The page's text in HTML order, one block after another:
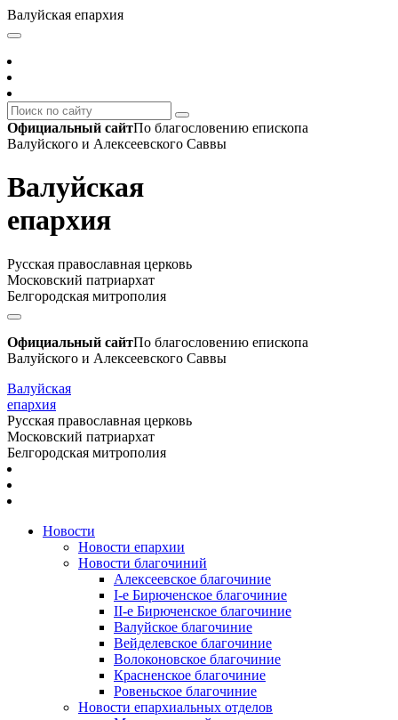
Валуйская епархия
Официальный сайтПо благословению епископа
Валуйского и Алексеевского Саввы
Валуйская
епархия
Русская православная церковь
Московский патриархат
Белгородская митрополия
Официальный сайтПо благословению епископа
Валуйского и Алексеевского Саввы
Валуйская
епархия
Русская православная церковь
Московский патриархат
Белгородская митрополия
Новости
Новости епархии
Новости благочиний
Алексеевское благочиние
I-е Бирюченское благочиние
II-е Бирюченское благочиние
Валуйское благочиние
Вейделевское благочиние
Волоконовское благочиние
Красненское благочиние
Ровеньское благочиние
Новости епархиальных отделов